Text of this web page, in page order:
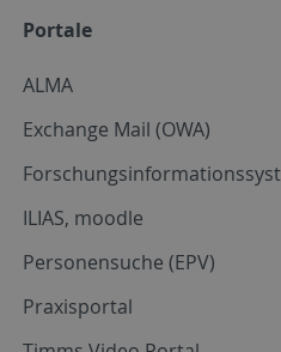
Portale
ALMA
Exchange Mail (OWA)
ILIAS, moodle
Personensuche (EPV)
Praxisportal